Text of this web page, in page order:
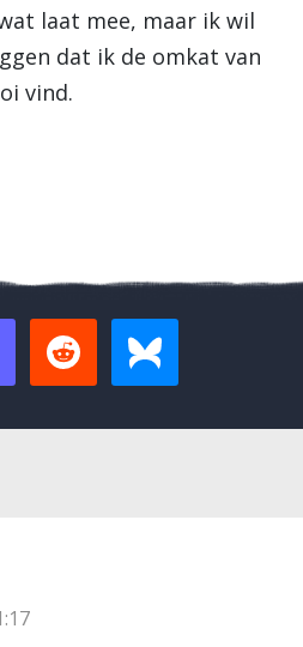
laat mee, maar ik wil
dat ik de omkat van
vind.